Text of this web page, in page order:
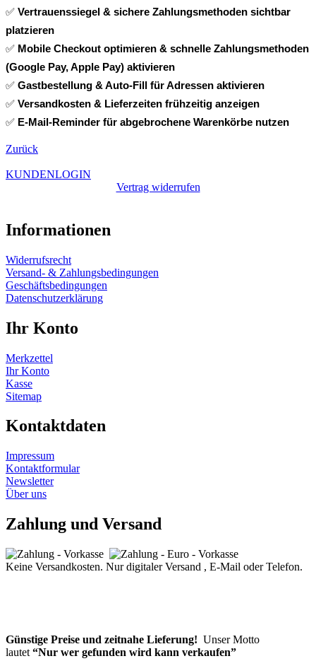
✅ Vertrauenssiegel & sichere Zahlungsmethoden sichtbar
platzieren
✅ Mobile Checkout optimieren & schnelle Zahlungsmethoden
(Google Pay, Apple Pay) aktivieren
✅ Gastbestellung & Auto-Fill für Adressen aktivieren
✅ Versandkosten & Lieferzeiten frühzeitig anzeigen
✅ E-Mail-Reminder für abgebrochene Warenkörbe nutzen
Zurück
KUNDENLOGIN
Vertrag widerrufen
Informationen
Widerrufsrecht
Versand- & Zahlungsbedingungen
Geschäftsbedingungen
Datenschutzerklärung
Ihr Konto
Merkzettel
Ihr Konto
Kasse
Sitemap
Kontaktdaten
Impressum
Kontaktformular
Newsletter
Über uns
Zahlung und Versand
Keine Versandkosten. Nur digitaler Versand , E-Mail oder Telefon.
Günstige Preise und zeitnahe Lieferung! Unser Motto
lautet “Nur wer gefunden wird kann verkaufen”